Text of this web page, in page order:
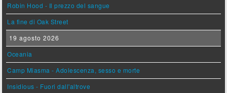
Robin Hood - Il prezzo del sangue
La fine di Oak Street
19 agosto 2026
Oceania
Camp Miasma - Adolescenza, sesso e morte
Insidious - Fuori dall'altrove